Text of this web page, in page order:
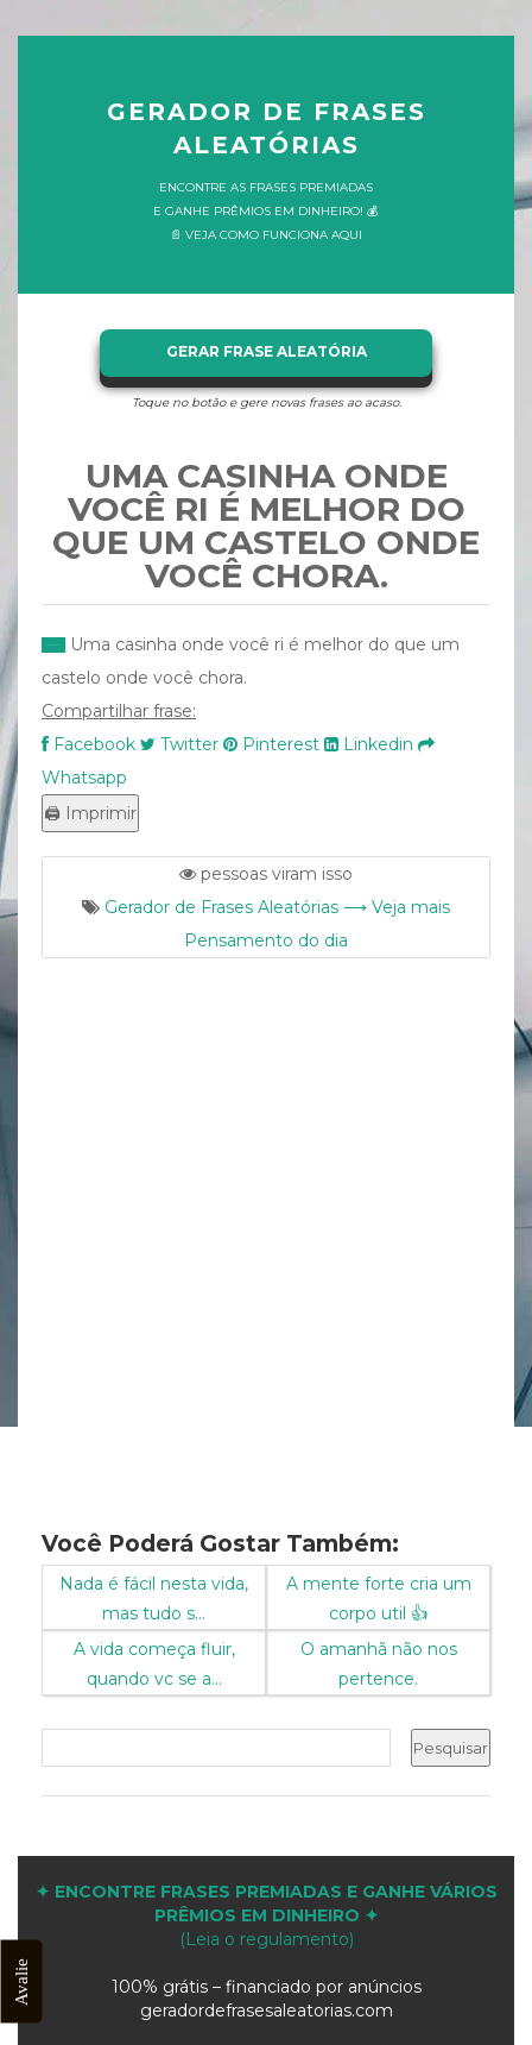
GERADOR DE FRASES
ALEATÓRIAS
ENCONTRE AS FRASES PREMIADAS
E GANHE PRÊMIOS EM DINHEIRO! 💰
📄 VEJA COMO FUNCIONA AQUI
GERAR FRASE ALEATÓRIA
Toque no botão e gere novas frases ao acaso.
UMA CASINHA ONDE
VOCÊ RI É MELHOR DO
QUE UM CASTELO ONDE
VOCÊ CHORA.
Uma casinha onde você ri é melhor do que um
castelo onde você chora.
Compartilhar frase:
Facebook
Twitter Pinterest
Linkedin
Whatsapp
pessoas viram isso
Gerador de Frases Aleatórias ⟶ Veja mais
Pensamento do dia
Você Poderá Gostar Também:
Nada é fácil nesta vida,
mas tudo s...
A mente forte cria um
corpo util 👍
A vida começa fluir,
quando vc se a...
O amanhã não nos
pertence.
✦ ENCONTRE FRASES PREMIADAS E GANHE VÁRIOS
PRÊMIOS EM DINHEIRO ✦
(Leia o regulamento)
100% grátis – financiado por anúncios
geradordefrasesaleatorias.com
Avalie